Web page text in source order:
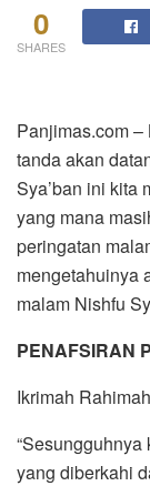
0
SHARES
Panjimas.com –
tanda akan
Sya’ban ini kita
yang mana
peringatan
mengetahuinya
malam Nishfu
PENAFSIRAN
Ikrimah
yang diberkahi